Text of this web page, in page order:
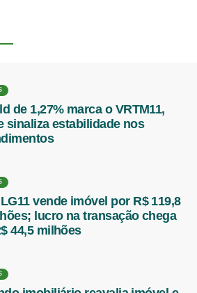
de 1,27% marca o VRTM11,
sinaliza estabilidade nos
vende imóvel por R$ 119,8
lucro na transação chega
44,5 milhões